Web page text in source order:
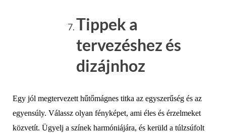
Tippek a
tervezéshez és
dizájnhoz
Egy jól megtervezett hűtőmágnes titka az egyszerűség és az
egyensúly. Válassz olyan fényképet, ami éles és érzelmeket
közvetít. Ügyelj a színek harmóniájára, és kerüld a túlzsúfolt